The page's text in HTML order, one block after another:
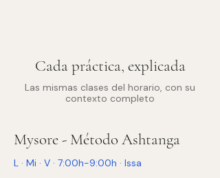
Cada práctica, explicada
Las mismas clases del horario, con su
contexto completo
Mysore - Método Ashtanga
L · Mi · V · 7:00h-9:00h · Issa